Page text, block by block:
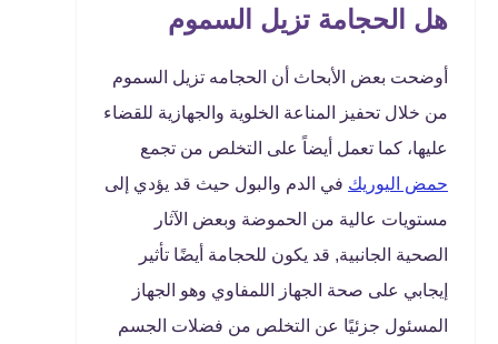
هل الحجامة تزيل السموم
أوضحت بعض الأبحاث أن الحجامه تزيل السموم
من خلال تحفيز المناعة الخلوية والجهازية للقضاء
عليها، كما تعمل أيضاً على التخلص من تجمع
حمض اليوريك في الدم والبول حيث قد يؤدي إلى
مستويات عالية من الحموضة وبعض الآثار
الصحية الجانبية, قد يكون للحجامة أيضًا تأثير
إيجابي على صحة الجهاز اللمفاوي وهو الجهاز
المسئول جزئيًا عن التخلص من فضلات الجسم